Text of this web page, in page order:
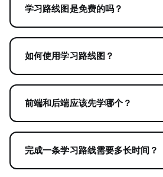
学习路线图是免费的吗？
如何使用学习路线图？
前端和后端应该先学哪个？
完成一条学习路线需要多长时间？